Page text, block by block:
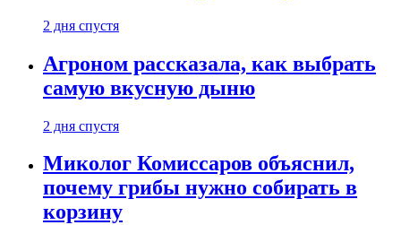
2 дня спустя
Агроном рассказала, как выбрать
самую вкусную дыню
2 дня спустя
Миколог Комиссаров объяснил,
почему грибы нужно собирать в
корзину